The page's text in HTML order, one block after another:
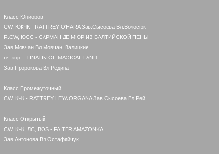
Класс Юниоров
CW, ЮКЧК - RATTREY O'HARA Зав.Сысоева Вл.Волосюк
R.CW, ЮСС - САРМАН ДЕ МЮР ИЗ БАЛТИЙСКОЙ ПЕНЫ
Зав.Мовчан Вл.Мовчан, Валицкие
оч.хор. - TINATIN OF MAGICAL LAND
Зав.Пророкова Вл.Редина
Класс Промежуточный
CW, КЧК - RATTREY LEYA ORGANA Зав.Сысоева Вл.Рей
Класс Открытый
CW, КЧК, ЛС, BOS - FAITER AMAZONKA
Зав.Антонова Вл.Остафийчук